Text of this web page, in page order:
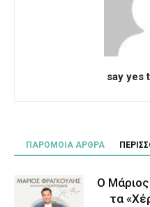
say yes
ΠΑΡΟΜΟΙΑ ΑΡΘΡΑ
Ο
τα